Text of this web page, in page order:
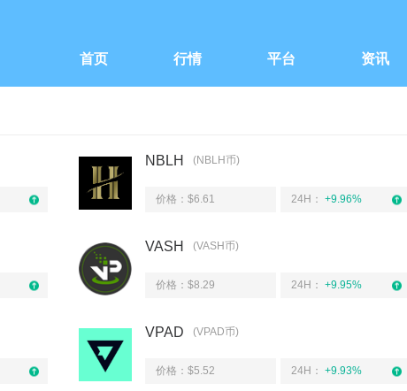
首页 行情 平台 资讯
NBLH (NBLH币)
价格：$6.61 24H： +9.96%
VASH (VASH币)
价格：$8.29 24H： +9.95%
VPAD (VPAD币)
价格：$5.52 24H： +9.93%